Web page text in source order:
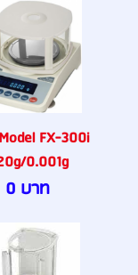
FX-300i
0.001g
0 บาท